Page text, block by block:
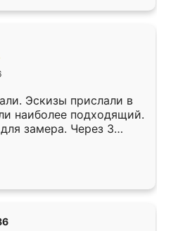
Эскизы прислали в
наиболее подходящий.
замера. Через 3
готова. Остались
Спасибо Ренессанс
работу!